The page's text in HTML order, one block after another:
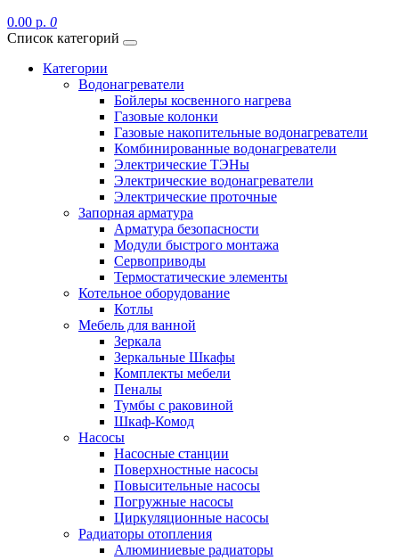
0.00 р. 0
Список категорий
Категории
Водонагреватели
Бойлеры косвенного нагрева
Газовые колонки
Газовые накопительные водонагреватели
Комбинированные водонагреватели
Электрические ТЭНы
Электрические водонагреватели
Электрические проточные
Запорная арматура
Арматура безопасности
Модули быстрого монтажа
Сервоприводы
Термостатические элементы
Котельное оборудование
Котлы
Мебель для ванной
Зеркала
Зеркальные Шкафы
Комплекты мебели
Пеналы
Тумбы с раковиной
Шкаф-Комод
Насосы
Насосные станции
Поверхностные насосы
Повысительные насосы
Погружные насосы
Циркуляционные насосы
Радиаторы отопления
Алюминиевые радиаторы